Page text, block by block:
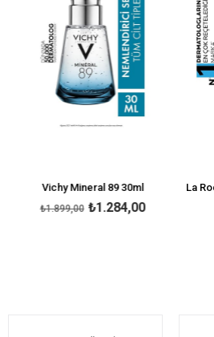
Vichy Mineral 89 30ml
₺1.284,00
₺1.899,00